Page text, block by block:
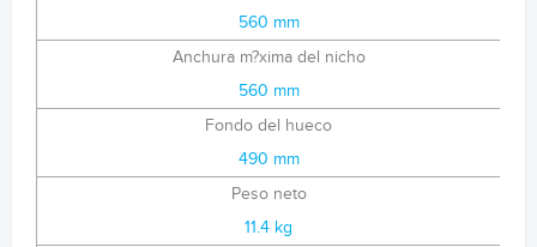
560 mm
Anchura m?xima del nicho
560 mm
Fondo del hueco
490 mm
Peso neto
11.4 kg